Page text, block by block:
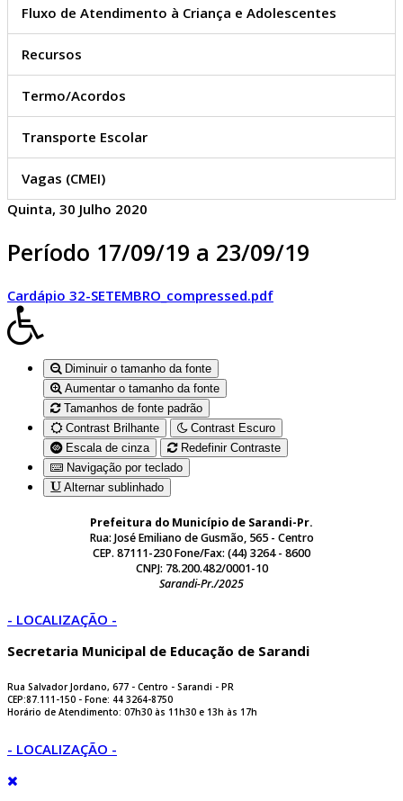
Fluxo de Atendimento à Criança e Adolescentes
Recursos
Termo/Acordos
Transporte Escolar
Vagas (CMEI)
Quinta, 30 Julho 2020
Período 17/09/19 a 23/09/19
Cardápio 32-SETEMBRO_compressed.pdf
Diminuir o tamanho da fonte
Aumentar o tamanho da fonte
Tamanhos de fonte padrão
Contrast Brilhante
Contrast Escuro
Escala de cinza
Redefinir Contraste
Navigação por teclado
Alternar sublinhado
Prefeitura do Município de Sarandi-Pr.
Rua: José Emiliano de Gusmão, 565 - Centro
CEP. 87111-230 Fone/Fax: (44) 3264 - 8600
CNPJ: 78.200.482/0001-10
Sarandi-Pr./2025
- LOCALIZAÇÃO -
Secretaria Municipal de Educação de Sarandi
Rua Salvador Jordano, 677 - Centro - Sarandi - PR
CEP:87.111-150 - Fone: 44 3264-8750
Horário de Atendimento: 07h30 às 11h30 e 13h às 17h
- LOCALIZAÇÃO -